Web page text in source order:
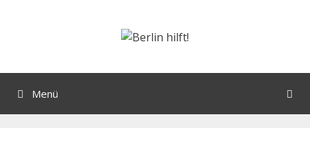
Menü